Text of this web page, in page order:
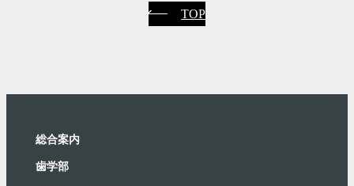
TOP
総合案内
⻭学部